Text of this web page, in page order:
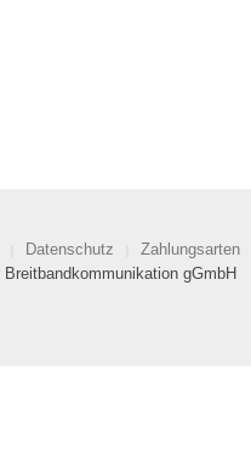
Datenschutz
Zahlungsarten
gGmbH